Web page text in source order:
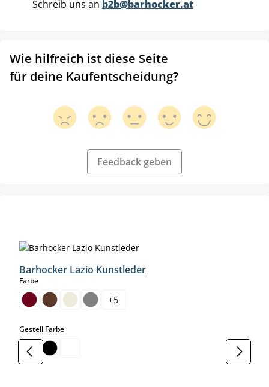
Schreib uns an b2b@barhocker.at
Wie hilfreich ist diese Seite
für deine Kaufentscheidung?
Feedback geben
Barhocker Lazio Kunstleder
Farbeauswählen
+5
Gestell Farbeauswählen